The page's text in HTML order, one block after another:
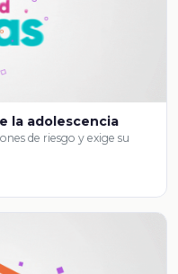
la adolescencia
de riesgo y exige su